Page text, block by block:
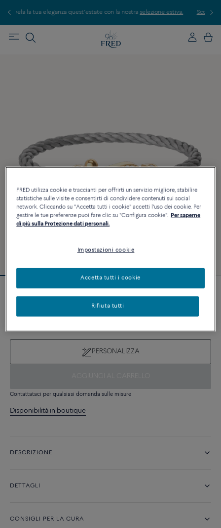
quest'estate con la nostraselezione estiva. Scopri le nostre creazioni in
Novità
8 030 €
PERSONALIZZA
Contattataci per qualsiasi domanda sulle misure
Disponibilità in boutique
DESCRIZIONE
DETTAGLI
CONSIGLI PER LA CURA
FRED utilizza cookie e traccianti per offrirti un servizio migliore, stabilire
statistiche sulle visite e consentirti di condividere contenuti sui social
network. Cliccando su "Accetta tutti i cookie" accetti l'uso dei cookie. Per
gestire le tue preferenze puoi fare clic su "Configura cookie". Per saperne
di più sulla Protezione dati personali.
Impostazioni cookie
Rifiuta tutti
Accetta tutti i cookie